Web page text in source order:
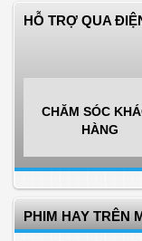
HỖ TRỢ QUA
CHĂM SÓC
HÀNG
PHIM HAY TRÊN